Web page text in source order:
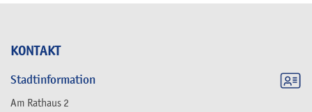
KONTAKT
Stadtinformation
Am Rathaus 2